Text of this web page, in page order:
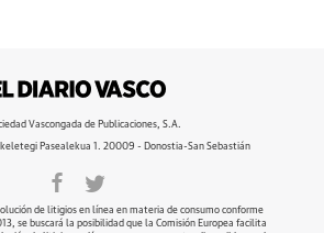
Vascongada de Publicaciones, S.A.
Pasealekua 1. 20009 - Donostia-San Sebastián
de litigios en línea en materia de consumo conforme
se buscará la posibilidad que la Comisión Europea facilita